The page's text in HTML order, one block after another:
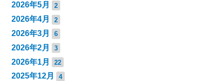
2026年5月 2
2026年4月 2
2026年3月 6
2026年2月 3
2026年1月 22
2025年12月 4